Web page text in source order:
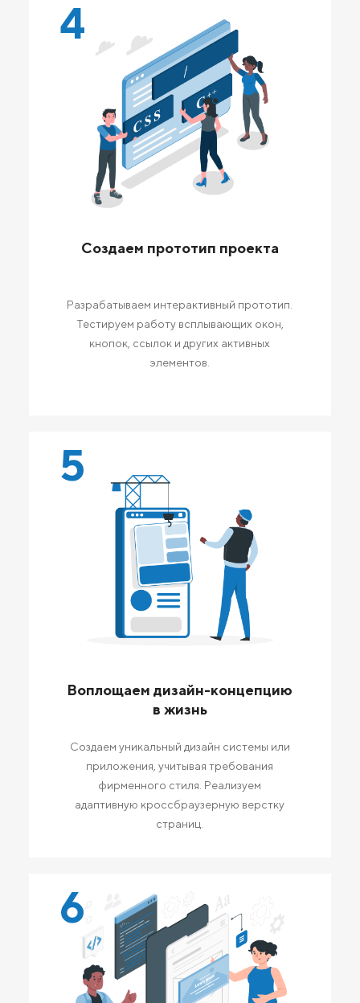
4
Создаем прототип проекта
Разрабатываем интерактивный прототип.
Тестируем работу всплывающих окон,
кнопок, ссылок и других активных
элементов.
5
Воплощаем дизайн-концепцию
в жизнь
Создаем уникальный дизайн системы или
приложения, учитывая требования
фирменного стиля. Реализуем
адаптивную кроссбраузерную верстку
страниц.
6